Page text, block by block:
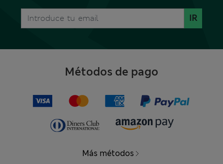
IR
Métodos de pago
Más métodos